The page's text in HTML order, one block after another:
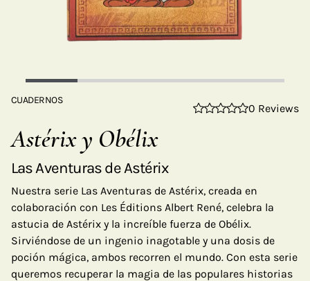
CUADERNOS
0 Reviews
Astérix y Obélix
Las Aventuras de Astérix
Nuestra serie Las Aventuras de Astérix, creada en
colaboración con Les Éditions Albert René, celebra la
astucia de Astérix y la increíble fuerza de Obélix.
Sirviéndose de un ingenio inagotable y una dosis de
poción mágica, ambos recorren el mundo. Con esta serie
queremos recuperar la magia de las populares historias